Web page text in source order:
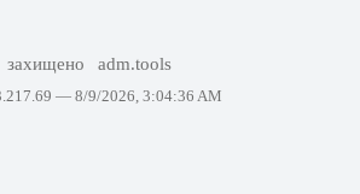
захищено adm.tools
— 8/9/2026, 3:04:36 AM